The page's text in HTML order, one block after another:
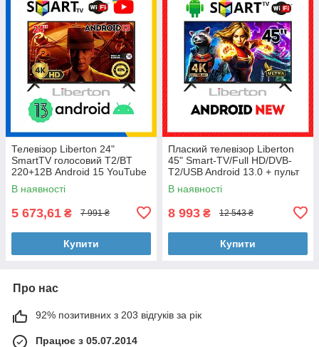
Телевізор Liberton 24"
SmartTV голосовий T2/BT
220+12В Android 15 YouTube
Netflix
В наявності
5 673,61 ₴ 7 991 ₴
Купити
Плаский телевізор Liberton
45" Smart-TV/Full HD/DVB-
T2/USB Android 13.0 + пульт
ДУ
В наявності
8 993 ₴ 12 543 ₴
Купити
Про нас
92% позитивних з 203 відгуків за рік
Працює з 05.07.2014